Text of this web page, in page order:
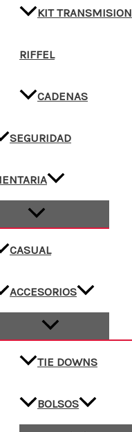
KIT TRANSMISION
RIFFEL
CADENAS
SEGURIDAD
CASUAL
ACCESORIOS
TIE DOWNS
BOLSOS